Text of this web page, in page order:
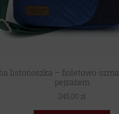
listonoszka – fioletowo-
pejzażem
245,00 zł